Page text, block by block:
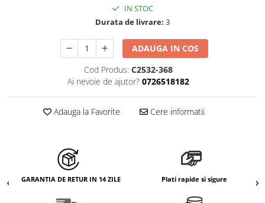
IN STOC
Durata de livrare: 3
ADAUGA IN COS
Cod Produs: C2532-368
Ai nevoie de ajutor? 0726518182
Adauga la Favorite Cere informatii
GARANTIA DE RETUR IN 14 ZILE Plati rapide si sigure